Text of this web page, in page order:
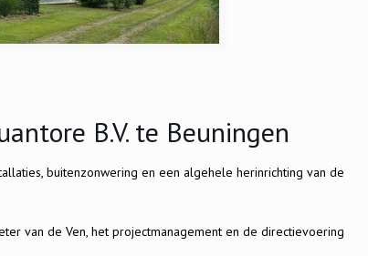
B.V. te Beuningen
buitenzonwering en een algehele herinrichting van de
van de Ven, het projectmanagement en de directievoering